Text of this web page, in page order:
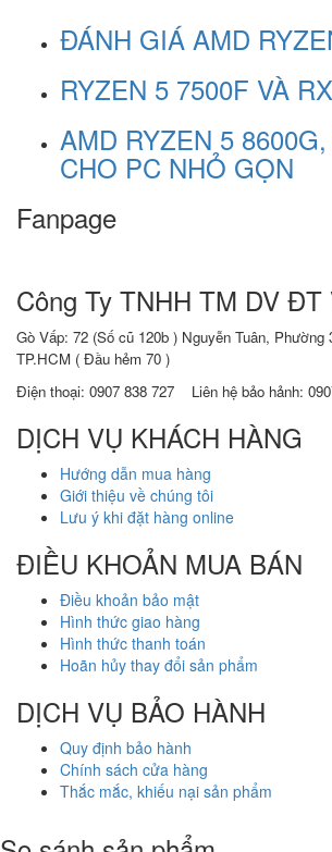
ĐÁNH GIÁ AMD
RYZEN 5 7500F VÀ
AMD RYZEN 5
CHO PC NHỎ GỌN
Fanpage
Công Ty TNHH TM DV ĐT
Gò Vấp: 72 (Số cũ 120b ) Nguyễn Tuân, Phường
TP.HCM ( Đầu hẻm 70 )
Điện thoại: 0907 838 727 Liên hệ bảo hảnh:
DỊCH VỤ KHÁCH HÀNG
Hướng dẫn mua hàng
Giới thiệu về chúng tôi
Lưu ý khi đặt hàng online
ĐIỀU KHOẢN MUA BÁN
Điều khoản bảo mật
Hình thức giao hàng
Hình thức thanh toán
Hoãn hủy thay đổi sản phẩm
DỊCH VỤ BẢO HÀNH
Quy định bảo hành
Chính sách cửa hàng
Thắc mắc, khiếu nại sản phẩm